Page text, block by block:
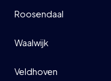
Roosendaal
Waalwijk
Veldhoven